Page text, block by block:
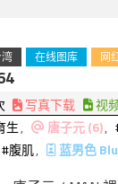
在线图库 网
写真下载 视
生, 唐子元 (6),
#腹肌, 蓝男色